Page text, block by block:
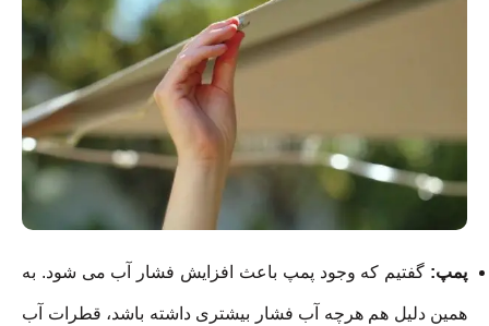
پمپ: گفتیم که وجود پمپ باعث افزایش فشار آب می شود. به
همین دلیل هم هرچه آب فشار بیشتری داشته باشد، قطرات آب